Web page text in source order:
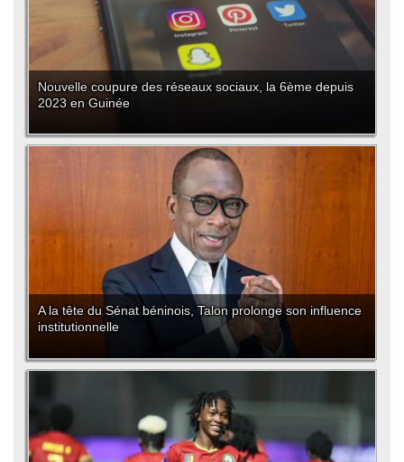
Nouvelle coupure des réseaux sociaux, la 6ème depuis
2023 en Guinée
A la tête du Sénat béninois, Talon prolonge son influence
institutionnelle